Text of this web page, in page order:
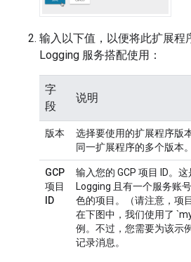
输入以下值，以便将此扩展程
Logging 服务搭配使用：
字
段
说明
版本
选择要使用的扩展程序版
同一扩展程序的多个版本。
GCP
项目
ID
输入您的 GCP 项目 ID。
Logging 且有一个服务账
色的项目。（请注意，项
在下图中，我们使用了
例。不过，您需要为该示
记录消息。